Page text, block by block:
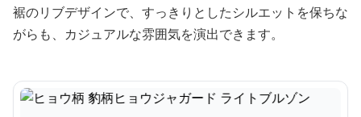
裾のリブデザインで、すっきりとしたシルエットを保ちな
がらも、カジュアルな雰囲気を演出できます。